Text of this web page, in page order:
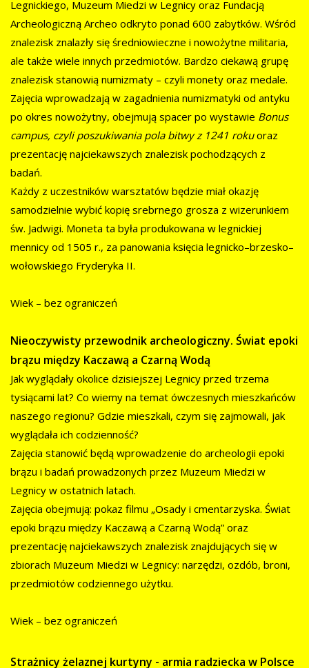
Legnickiego, Muzeum Miedzi w Legnicy oraz Fundacją
Archeologiczną Archeo odkryto ponad 600 zabytków. Wśród
znalezisk znalazły się średniowieczne i nowożytne militaria,
ale także wiele innych przedmiotów. Bardzo ciekawą grupę
znalezisk stanowią numizmaty – czyli monety oraz medale.
Zajęcia wprowadzają w zagadnienia numizmatyki od antyku
po okres nowożytny, obejmują spacer po wystawie Bonus
campus, czyli poszukiwania pola bitwy z 1241 rokuoraz
prezentację najciekawszych znalezisk pochodzących z
badań.
Każdy z uczestników warsztatów będzie miał okazję
samodzielnie wybić kopię srebrnego grosza z wizerunkiem
św. Jadwigi. Moneta ta była produkowana w legnickiej
mennicy od 1505 r., za panowania księcia legnicko–brzesko–
wołowskiego Fryderyka II.
Wiek – bez ograniczeń
Nieoczywisty przewodnik archeologiczny. Świat epoki
brązu między Kaczawą a Czarną Wodą
Jak wyglądały okolice dzisiejszej Legnicy przed trzema
tysiącami lat? Co wiemy na temat ówczesnych mieszkańców
naszego regionu? Gdzie mieszkali, czym się zajmowali, jak
wyglądała ich codzienność?
Zajęcia stanowić będą wprowadzenie do archeologii epoki
brązu i badań prowadzonych przez Muzeum Miedzi w
Legnicy w ostatnich latach.
Zajęcia obejmują: pokaz filmu „Osady i cmentarzyska. Świat
epoki brązu między Kaczawą a Czarną Wodą” oraz
prezentację najciekawszych znalezisk znajdujących się w
zbiorach Muzeum Miedzi w Legnicy: narzędzi, ozdób, broni,
przedmiotów codziennego użytku.
Wiek – bez ograniczeń
Strażnicy żelaznej kurtyny - armia radziecka w Polsce